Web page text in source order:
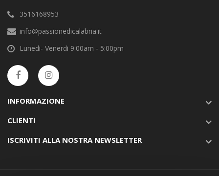
3516168953
info@passionedicalabria.it
Lunedi- Venerdi 9:00am - 5:00pm
INFORMAZIONE
CLIENTI
ISCRIVITI ALLA NOSTRA NEWSLETTER